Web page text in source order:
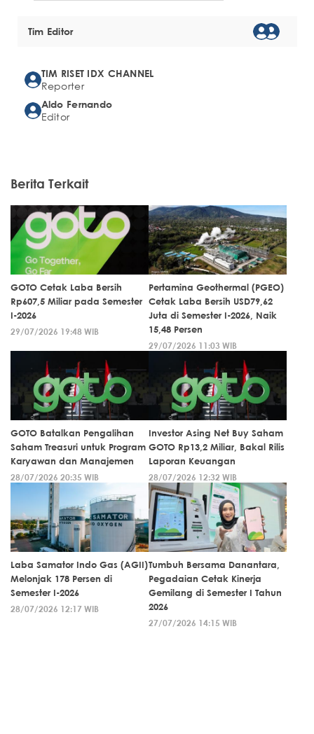
Tim Editor
TIM RISET IDX CHANNEL
Reporter
Aldo Fernando
Editor
Berita Terkait
GOTO Cetak Laba Bersih
Rp607,5 Miliar pada Semester
I-2026
29/07/2026 19:48 WIB
Pertamina Geothermal (PGEO)
Cetak Laba Bersih USD79,62
Juta di Semester I-2026, Naik
15,48 Persen
29/07/2026 11:03 WIB
GOTO Batalkan Pengalihan
Saham Treasuri untuk Program
Karyawan dan Manajemen
28/07/2026 20:35 WIB
Investor Asing Net Buy Saham
GOTO Rp13,2 Miliar, Bakal Rilis
Laporan Keuangan
28/07/2026 12:32 WIB
Laba Samator Indo Gas (AGII)
Melonjak 178 Persen di
Semester I-2026
28/07/2026 12:17 WIB
Tumbuh Bersama Danantara,
Pegadaian Cetak Kinerja
Gemilang di Semester I Tahun
2026
27/07/2026 14:15 WIB